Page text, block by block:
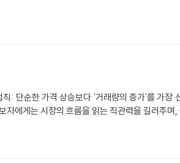
: 단순한 가격 상승보다 '거래량의 증가'를 가장
에게는 시장의 흐름을 읽는 직관력을 길러주며